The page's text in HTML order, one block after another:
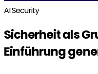
AI Security
Sicherheitals
Einführung